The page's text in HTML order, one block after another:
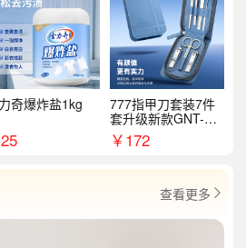
奇爆炸盐1kg
25
777指甲刀套装7件
套升级新款GNT-PM
072
￥172
查看更多 